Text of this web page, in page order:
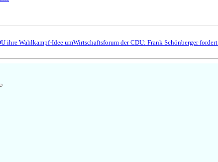
ihre Wahlkampf-Idee umWirtschaftsforum der CDU: Frank Schönberger